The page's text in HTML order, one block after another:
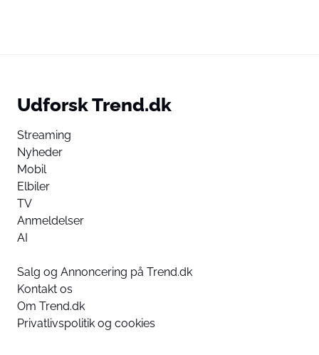
Udforsk Trend.dk
Streaming
Nyheder
Mobil
Elbiler
TV
Anmeldelser
AI
Salg og Annoncering på Trend.dk
Kontakt os
Om Trend.dk
Privatlivspolitik og cookies